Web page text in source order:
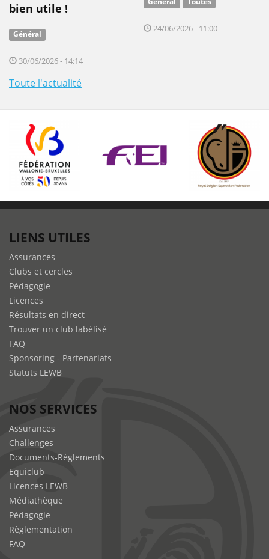
bien utile !
Général
30/06/2026 - 14:14
24/06/2026 - 11:00
Toute l'actualité
LIENS UTILES
Assurances
Clubs et cercles
Pédagogie
Licences
Résultats en direct
Trouver un club labélisé
FAQ
Sponsoring - Partenariats
Statuts LEWB
NOS SERVICES
Assurances
Challenges
Documents-Règlements
Equiclub
Licences LEWB
Médiathèque
Pédagogie
Règlementation
FAQ